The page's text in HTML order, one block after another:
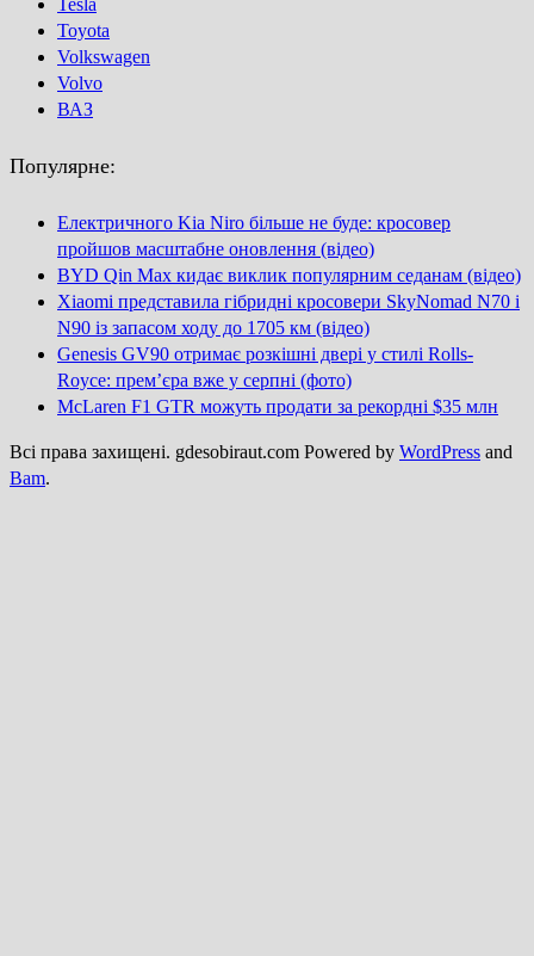
Toyota
Volkswagen
Volvo
ВАЗ
Популярне:
Електричного Kia Niro більше не буде: кросовер
пройшов масштабне оновлення (відео)
BYD Qin Max кидає виклик популярним седанам (відео)
Xiaomi представила гібридні кросовери SkyNomad N70 і
N90 із запасом ходу до 1705 км (відео)
Genesis GV90 отримає розкішні двері у стилі Rolls-
Royce: прем’єра вже у серпні (фото)
McLaren F1 GTR можуть продати за рекордні $35 млн
Всі права захищені. gdesobiraut.com Powered by WordPress and
Bam.